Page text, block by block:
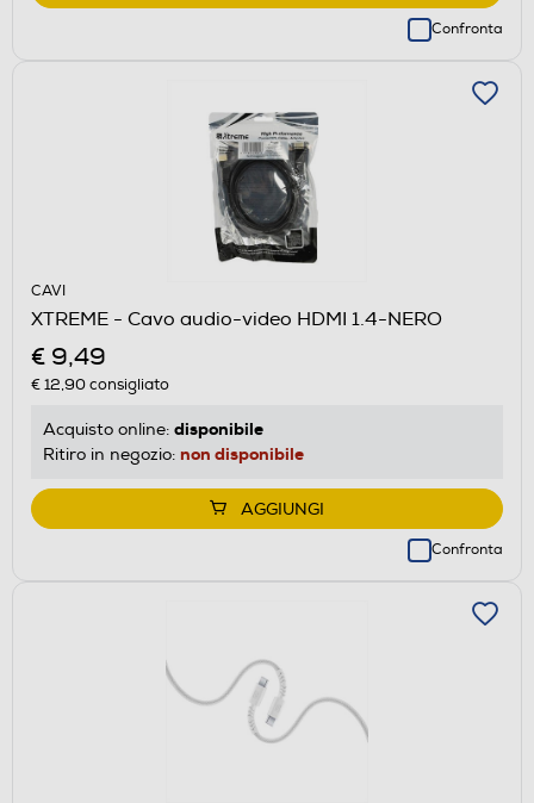
Confronta
CAVI
XTREME - Cavo audio-video HDMI 1.4-NERO
€ 9,49
€ 12,90consigliato
Acquisto online: disponibile
Ritiro in negozio: non disponibile
AGGIUNGI
Confronta